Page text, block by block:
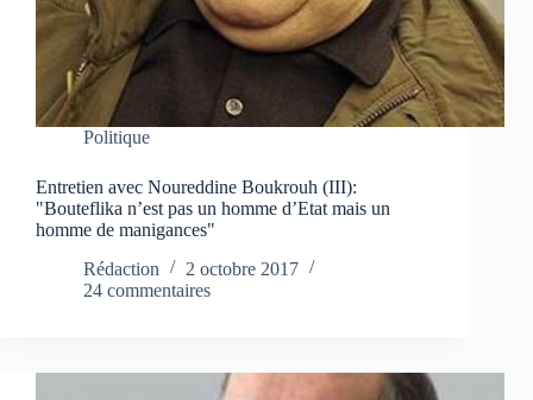
Politique
Entretien avec Noureddine Boukrouh (III):
"Bouteflika n’est pas un homme d’Etat mais un
homme de manigances"
Rédaction
2 octobre 2017
24 commentaires